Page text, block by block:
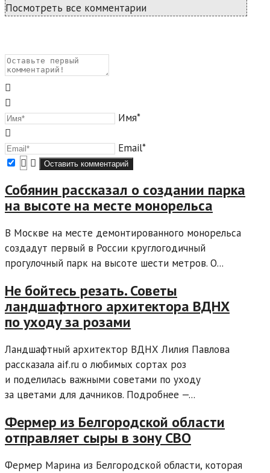
Посмотреть все комментарии
Имя*
Email*
Собянин рассказал о создании парка
на высоте на месте монорельса
В Москве на месте демонтированного монорельса
создадут первый в России круглогодичный
прогулочный парк на высоте шести метров. О...
Не бойтесь резать. Советы
ландшафтного архитектора ВДНХ
по уходу за розами
Ландшафтный архитектор ВДНХ Лилия Павлова
рассказала aif.ru о любимых сортах роз
и поделилась важными советами по уходу
за цветами для дачников. Подробнее —...
Фермер из Белгородской области
отправляет сыры в зону СВО
Фермер Марина из Белгородской области, которая